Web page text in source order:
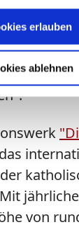
erlauben
ablehnen
und
"für
Einsatz,
von